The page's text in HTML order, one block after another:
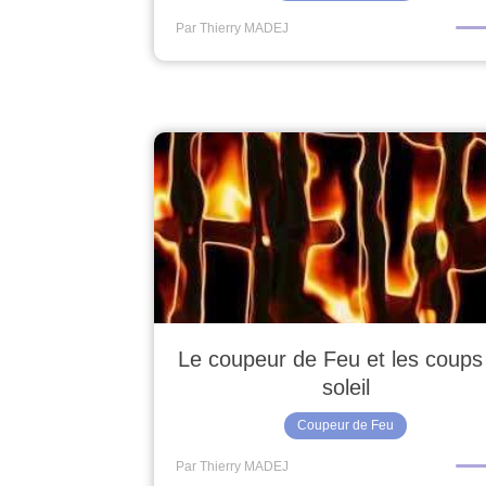
Par Thierry MADEJ
Le coupeur de Feu et les
soleil
Coupeur de Feu
Par Thierry MADEJ